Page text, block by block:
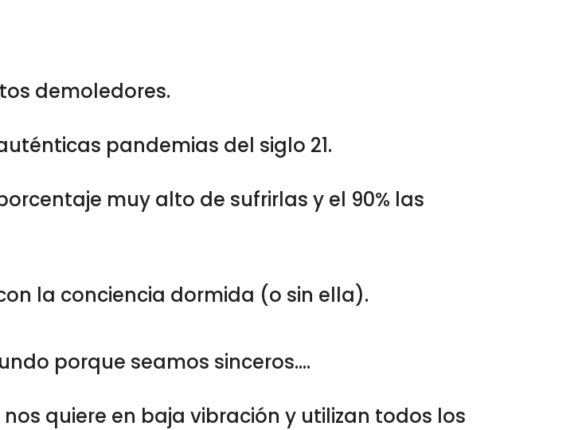
demoledores.
pandemias del siglo 21.
muy alto de sufrirlas y el 90% las
la conciencia dormida (o sin ella).
porque seamos sinceros....
quiere en baja vibración y utilizan todos los